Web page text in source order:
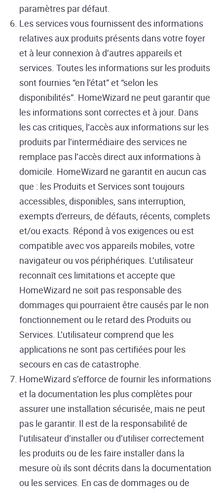
paramètres par défaut.
Les services vous fournissent des informations
relatives aux produits présents dans votre foyer
et à leur connexion à d’autres appareils et
services. Toutes les informations sur les produits
sont fournies “en l’état” et “selon les
disponibilités”. HomeWizard ne peut garantir que
les informations sont correctes et à jour. Dans
les cas critiques, l’accès aux informations sur les
produits par l’intermédiaire des services ne
remplace pas l’accès direct aux informations à
domicile. HomeWizard ne garantit en aucun cas
que : les Produits et Services sont toujours
accessibles, disponibles, sans interruption,
exempts d’erreurs, de défauts, récents, complets
et/ou exacts. Répond à vos exigences ou est
compatible avec vos appareils mobiles, votre
navigateur ou vos périphériques. L’utilisateur
reconnaît ces limitations et accepte que
HomeWizard ne soit pas responsable des
dommages qui pourraient être causés par le non
fonctionnement ou le retard des Produits ou
Services. L’utilisateur comprend que les
applications ne sont pas certifiées pour les
secours en cas de catastrophe.
HomeWizard s’efforce de fournir les informations
et la documentation les plus complètes pour
assurer une installation sécurisée, mais ne peut
pas le garantir. Il est de la responsabilité de
l’utilisateur d’installer ou d’utiliser correctement
les produits ou de les faire installer dans la
mesure où ils sont décrits dans la documentation
ou les services. En cas de dommages ou de